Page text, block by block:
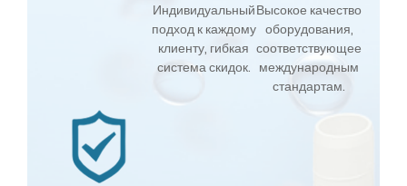
Индивидуальный
подход к каждому
клиенту, гибкая
система скидок.
Высокое качество
оборудования,
соответствующее
международным
стандартам.